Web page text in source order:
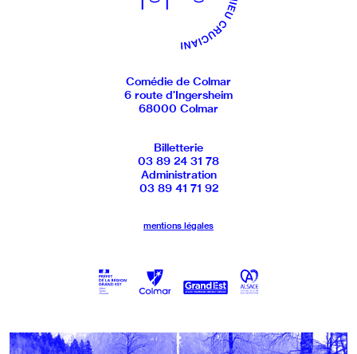
Comédie de Colmar
6 route d’Ingersheim
68000 Colmar
Billetterie
03 89 24 31 78
Administration
03 89 41 71 92
mentions légales